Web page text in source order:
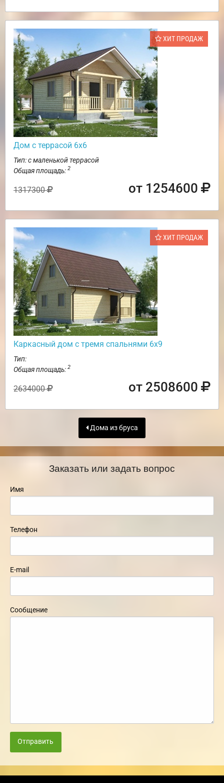
ХИТ ПРОДАЖ
Дом с террасой 6х6
Тип: с маленькой террасой
Общая площадь: 2
1317300 от 1254600
ХИТ ПРОДАЖ
Каркасный дом с тремя спальнями 6х9
Тип:
Общая площадь: 2
2634000 от 2508600
Дома из бруса
Заказать или задать вопрос
Имя
Телефон
E-mail
Сообщение
Отправить